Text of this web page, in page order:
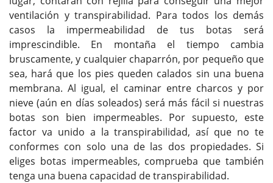
ventilación y transpirabilidad. Para todos los demás
casos la impermeabilidad de tus botas será
imprescindible. En montaña el tiempo cambia
bruscamente, y cualquier chaparrón, por pequeño que
sea, hará que los pies queden calados sin una buena
membrana. Al igual, el caminar entre charcos y por
nieve (aún en días soleados) será más fácil si nuestras
botas son bien impermeables. Por supuesto, este
factor va unido a la transpirabilidad, así que no te
conformes con solo una de las dos propiedades. Si
eliges botas impermeables, comprueba que también
tenga una buena capacidad de transpirabilidad.